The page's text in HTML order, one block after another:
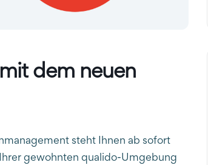
dem neuen
steht Ihnen ab sofort
gewohnten qualido-Umgebung